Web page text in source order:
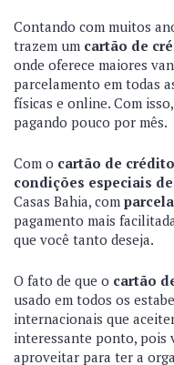
Contando com muitos
trazem um cartão de
onde oferece maiores
parcelamento em todas
físicas e online. Com
pagando pouco por mês.
Com o cartão de
condições especiais
Casas Bahia, com
pagamento mais
que você tanto deseja.
O fato de que o cartão
usado em todos os
internacionais que
interessante ponto, pois
aproveitar para ter a